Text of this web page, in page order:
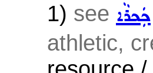
1) see ܟܲܟܪܵܐ
athletic,